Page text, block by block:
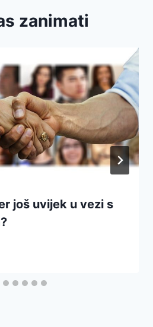
zanimati
još uvijek u vezi s